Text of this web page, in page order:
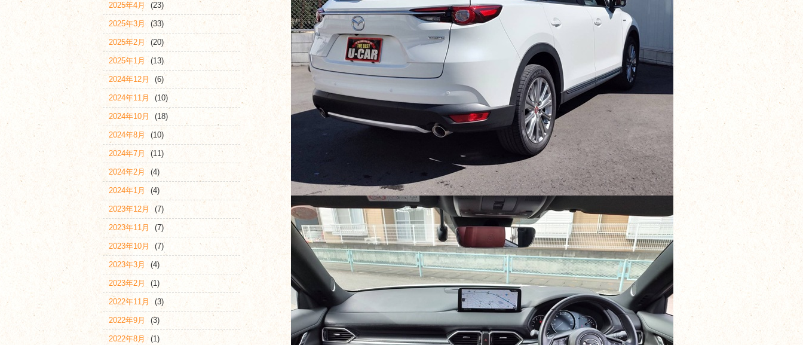
2025年4月 (23)
2025年3月 (33)
2025年2月 (20)
2025年1月 (13)
2024年12月 (6)
2024年11月 (10)
2024年10月 (18)
2024年8月 (10)
2024年7月 (11)
2024年2月 (4)
2024年1月 (4)
2023年12月 (7)
2023年11月 (7)
2023年10月 (7)
2023年3月 (4)
2023年2月 (1)
2022年11月 (3)
2022年9月 (3)
2022年8月 (1)